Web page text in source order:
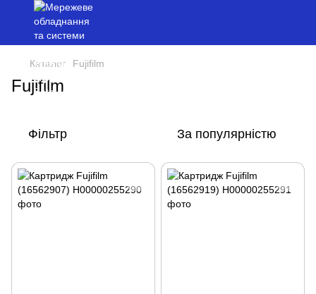
Каталог Fujifilm
Fujifilm
Фільтр За популярністю